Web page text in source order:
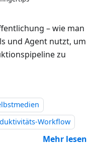
– wie man
und Agent nutzt, um
zu
Workflow
Mehr lesen